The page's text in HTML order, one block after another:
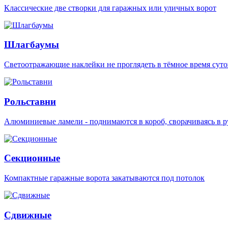
Классические две створки для гаражных или уличных ворот
Шлагбаумы
Светоотражающие наклейки не проглядеть в тёмное время
Рольставни
Алюминиевые ламели - поднимаются в короб, сворачиваясь в
Секционные
Компактные гаражные ворота закатываются под потолок
Сдвижные